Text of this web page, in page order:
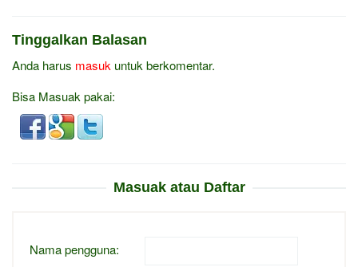
Tinggalkan Balasan
Anda harus masuk untuk berkomentar.
Bisa Masuak pakai:
Masuak atau Daftar
Nama pengguna: